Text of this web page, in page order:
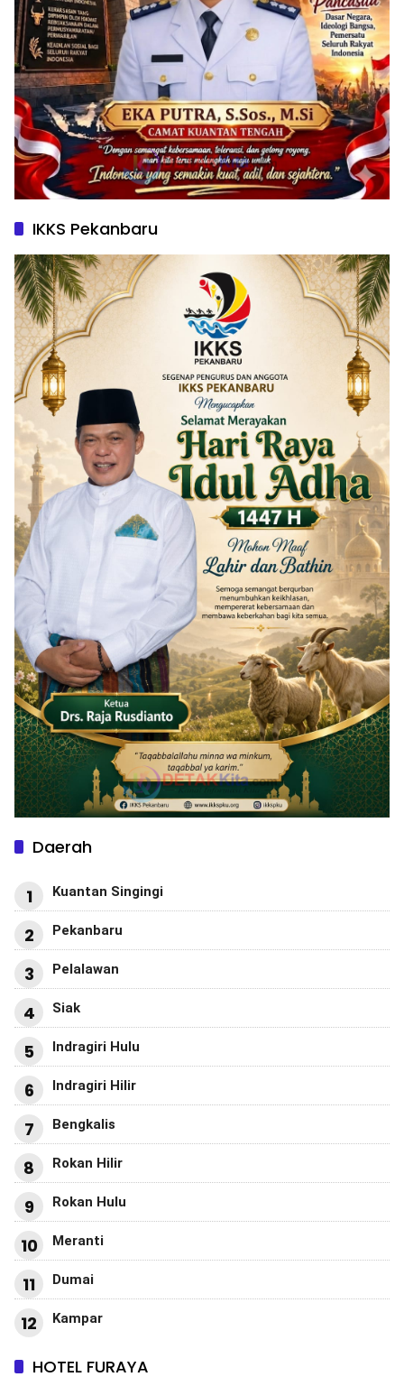
IKKS Pekanbaru
Daerah
1 Kuantan Singingi
2 Pekanbaru
3 Pelalawan
4 Siak
5 Indragiri Hulu
6 Indragiri Hilir
7 Bengkalis
8 Rokan Hilir
9 Rokan Hulu
10 Meranti
11 Dumai
12 Kampar
HOTEL FURAYA